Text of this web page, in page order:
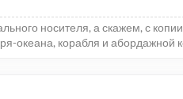
носителя, а скажем, с копии
океана, корабля и абордажной